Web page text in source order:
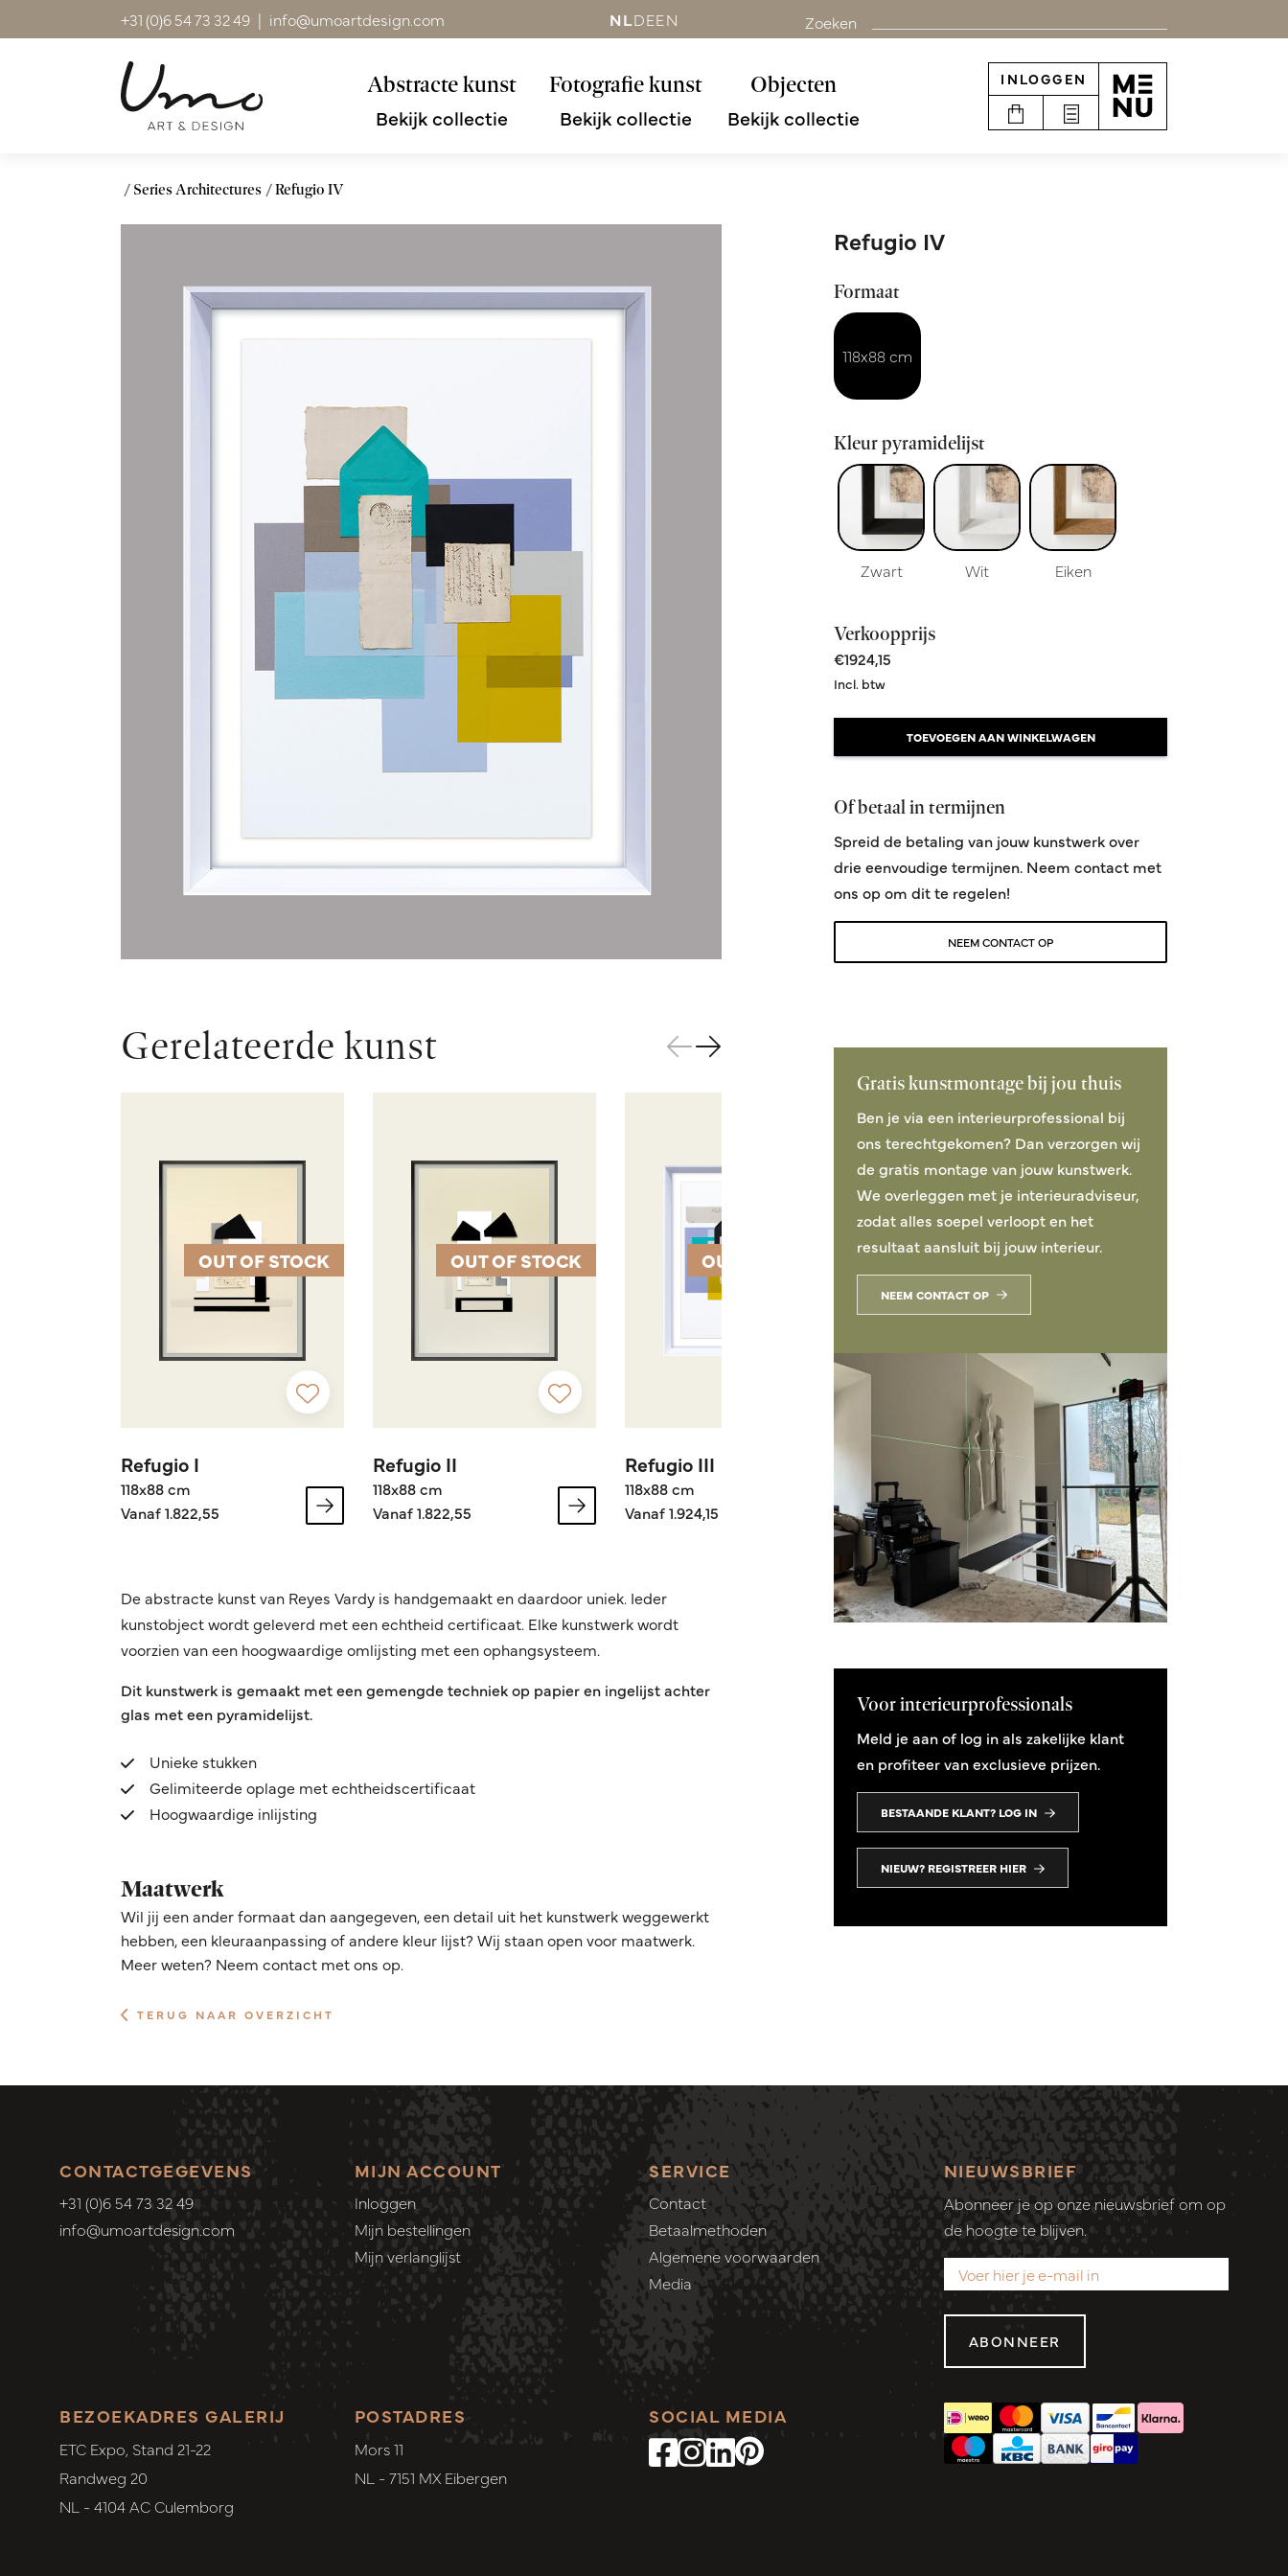
+31 (0)6 54 73 32 49 | info@umoartdesign.com NLDEEN Zoeken
Abstracte kunst
Bekijk collectie
Fotografie kunst
Bekijk collectie
Objecten
Bekijk collectie
INLOGGEN
Series Architectures Refugio IV
Gerelateerde kunst
OUT OF STOCK
Refugio I
118x88 cm
Vanaf 1.822,55
OUT OF STOCK
Refugio II
118x88 cm
Vanaf 1.822,55
OUT OF STOCK
Refugio III
118x88 cm
Vanaf 1.924,15
De abstracte kunst van Reyes Vardy is handgemaakt en daardoor uniek. Ieder
kunstobject wordt geleverd met een echtheid certificaat. Elke kunstwerk wordt
voorzien van een hoogwaardige omlijsting met een ophangsysteem.
Dit kunstwerk is gemaakt met een gemengde techniek op papier en ingelijst achter
glas met een pyramidelijst.
Unieke stukken
Gelimiteerde oplage met echtheidscertificaat
Hoogwaardige inlijsting
Maatwerk
Wil jij een ander formaat dan aangegeven, een detail uit het kunstwerk weggewerkt
hebben, een kleuraanpassing of andere kleur lijst? Wij staan open voor maatwerk.
Meer weten? Neem contact met ons op.
TERUG NAAR OVERZICHT
Refugio IV
Formaat
118x88 cm
Kleur pyramidelijst
Zwart Wit Eiken
Verkoopprijs
€1924,15
Incl. btw
TOEVOEGEN AAN WINKELWAGEN
Of betaal in termijnen
Spreid de betaling van jouw kunstwerk over
drie eenvoudige termijnen. Neem contact met
ons op om dit te regelen!
NEEM CONTACT OP
Gratis kunstmontage bij jou thuis
Ben je via een interieurprofessional bij
ons terechtgekomen? Dan verzorgen wij
de gratis montage van jouw kunstwerk.
We overleggen met je interieuradviseur,
zodat alles soepel verloopt en het
resultaat aansluit bij jouw interieur.
NEEM CONTACT OP
Voor interieurprofessionals
Meld je aan of log in als zakelijke klant
en profiteer van exclusieve prijzen.
BESTAANDE KLANT? LOG IN
NIEUW? REGISTREER HIER
CONTACTGEGEVENS
+31 (0)6 54 73 32 49
info@umoartdesign.com
MIJN ACCOUNT
Inloggen
Mijn bestellingen
Mijn verlanglijst
SERVICE
Contact
Betaalmethoden
Algemene voorwaarden
Media
SOCIAL MEDIA
POSTADRES
Mors 11
NL - 7151 MX Eibergen
BEZOEKADRES GALERIJ
ETC Expo, Stand 21-22
Randweg 20
NL - 4104 AC Culemborg
NIEUWSBRIEF
Abonneer je op onze nieuwsbrief om op
de hoogte te blijven.
ABONNEER